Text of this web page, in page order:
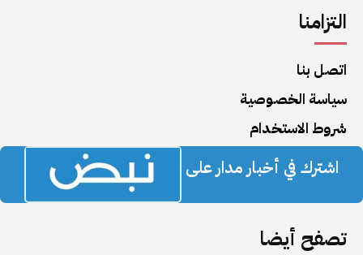
التزامنا
اتصل بنا
سياسة الخصوصية
شروط الاستخدام
اشترك في أخبار مدار على
تصفح أيضا